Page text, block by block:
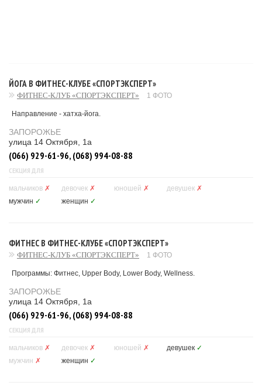
ЙОГА В ФИТНЕС-КЛУБЕ «СПОРТЭКСПЕРТ»
ФИТНЕС-КЛУБ «СПОРТЭКСПЕРТ» 1 ФОТО
Направление - хатха-йога.
ЗАПОРОЖЬЕ
улица 14 Октября, 1а
(066) 929-61-96, (068) 994-08-88
СЕКЦИЯ ДЛЯ
мальчиков ✗ девочек ✗ юношей ✗ девушек ✗
мужчин ✓ женщин ✓
ФИТНЕС В ФИТНЕС-КЛУБЕ «СПОРТЭКСПЕРТ»
ФИТНЕС-КЛУБ «СПОРТЭКСПЕРТ» 1 ФОТО
Программы: Фитнес, Upper Body, Lower Body, Wellness.
ЗАПОРОЖЬЕ
улица 14 Октября, 1а
(066) 929-61-96, (068) 994-08-88
СЕКЦИЯ ДЛЯ
мальчиков ✗ девочек ✗ юношей ✗ девушек ✓
мужчин ✗ женщин ✓